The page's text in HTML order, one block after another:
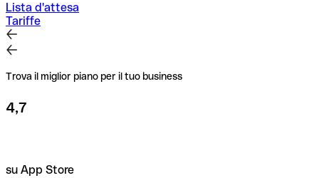
Lista d'attesa
Tariffe
Trova il miglior piano per il tuo business
4,7
su App Store